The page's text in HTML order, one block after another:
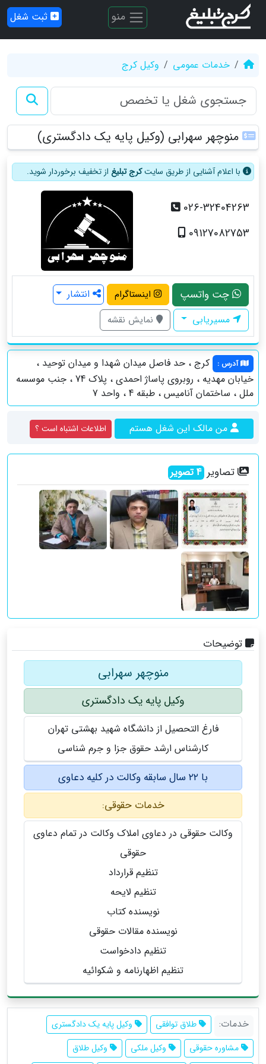
منو ثبت شغل
خدمات عمومی وکیل کرج
منوچهر سهرابی (وکیل پایه یک دادگستری)
با اعلام آشنایی از طریق سایتکرج تبلیغ از تخفیف برخوردار شوید.
026-32404263
09127082753
چت واتسپ اینستاگرام
انتشار
مسیریابی
نمایش نقشه
آدرس :
کرج ، حد فاصل میدان شهدا و میدان توحید ،
خیابان مهدیه ، روبروی پاساژ احمدی ، پلاک 74 ، جنب موسسه
ملل ، ساختمان آنامیس ، طبقه 4 ، واحد 7
من مالک این شغل هستم اطلاعات اشتباه است ؟
تصاویر 4تصویر
توضیحات
منوچهر سهرابی
وکیل پایه یک دادگستری
فارغ التحصیل از دانشگاه شهید بهشتی تهران
کارشناس ارشد حقوق جزا و جرم شناسی
با ۲۲ سال سابقه وکالت در کلیه دعاوی
خدمات حقوقی:
وکالت حقوقی در دعاوی املاک وکالت در تمام دعاوی
حقوقی
تنظیم قرارداد
تنظیم لایحه
نویسنده کتاب
نویسنده مقالات حقوقی
تنظیم دادخواست
تنظیم اظهارنامه و شکوائیه
خدمات: طلاق توافقی
وکیل پایه یک دادگستری
مشاوره حقوقی
وکیل ملکی وکیل طلاق